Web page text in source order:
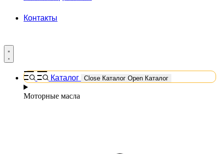
Контакты
Каталог Close Каталог Open Каталог
Моторные масла